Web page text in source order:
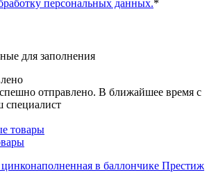
персональных данных.*
для заполнения
отправлено. В ближайшее время с
специалист
товары